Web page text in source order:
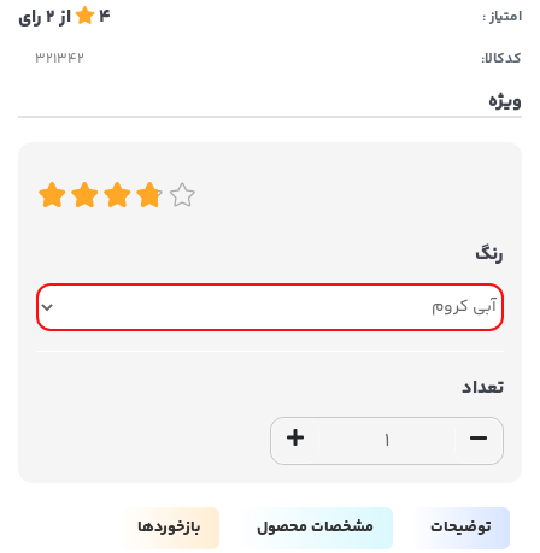
امتیاز : 4 از2رای
کدکالا:
ویژه
رنگ
تعداد
توضیحات مشخصات محصول بازخوردها